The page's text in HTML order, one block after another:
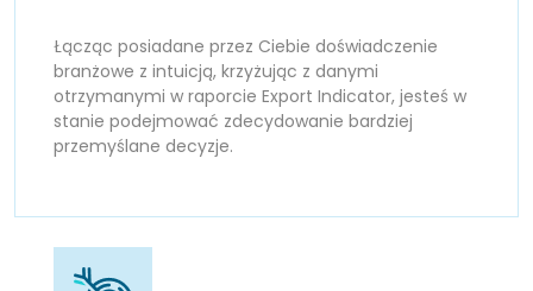
Łącząc posiadane przez Ciebie doświadczenie
branżowe z intuicją, krzyżując z danymi
otrzymanymi w raporcie Export Indicator, jesteś w
stanie podejmować zdecydowanie bardziej
przemyślane decyzje.